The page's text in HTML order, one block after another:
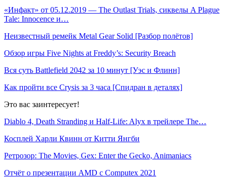
«Инфакт» от 05.12.2019 — The Outlast Trials, сиквелы A Plague
Tale: Innocence и…
Неизвестный ремейк Metal Gear Solid [Разбор полётов]
Обзор игры Five Nights at Freddy’s: Security Breach
Вся суть Battlefield 2042 за 10 минут [Уэс и Флинн]
Как пройти все Crysis за 3 часа [Спидран в деталях]
Это вас заинтересует!
Diablo 4, Death Stranding и Half-Life: Alyx в трейлере The…
Косплей Харли Квинн от Китти Янгби
Ретрозор: The Movies, Gex: Enter the Gecko, Animaniacs
Отчёт о презентации AMD с Computex 2021